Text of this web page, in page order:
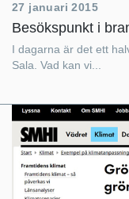
27 januari 2015
Besökspunkt i
I dagarna är det ett
Sala. Vad kan vi...